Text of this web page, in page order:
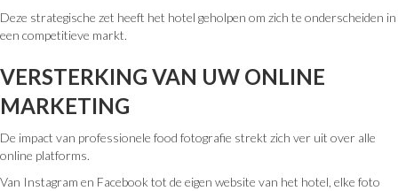
Deze strategische zet heeft het hotel geholpen om zich te onderscheiden in
een competitieve markt.
VERSTERKING VAN UW ONLINE
MARKETING
De impact van professionele food fotografie strekt zich ver uit over alle
online platforms.
Van Instagram en Facebook tot de eigen website van het hotel, elke foto